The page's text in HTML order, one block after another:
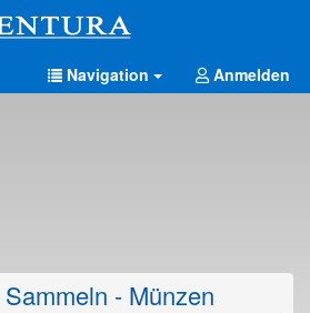
Navigation Anmelden
Sammeln - Münzen